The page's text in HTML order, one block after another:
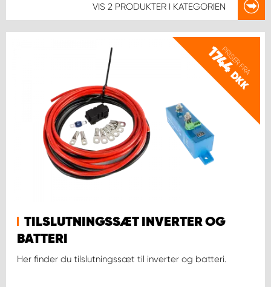
VIS 2 PRODUKTER I KATEGORIEN
PRISER FRA
1744
DKK
TILSLUTNINGSSÆT INVERTER OG
BATTERI
Her finder du tilslutningssæt til inverter og batteri.